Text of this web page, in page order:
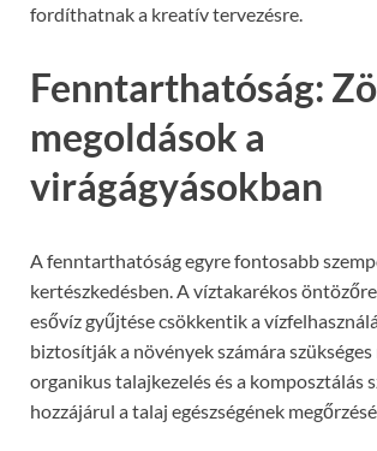
fordíthatnak a kreatív tervezésre.
Fenntarthatóság:
megoldások a
virágágyásokban
A fenntarthatóság egyre fontosabb
kertészkedésben. A víztakarékos
esővíz gyűjtése csökkentik a
biztosítják a növények számára
organikus talajkezelés és a komposztálás
hozzájárul a talaj egészségének